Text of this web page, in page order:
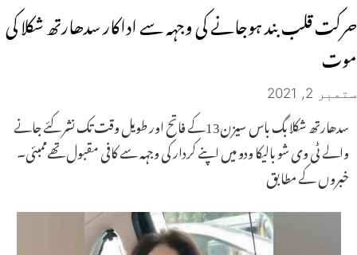
حرکت قلب بند ہوجانے کی وجہہ سے اداکار سدھارتھ شکلا کی
موت
ستمبر 2, 2021
سدھارتھ شکلا بگ باس سیزن13کے فاتح اور طویل وقت تک نشر کئے جانے
والے ٹی وی شو بالیکا ودو میں اپنے کردار کی وجہہ سے کافی مقبول تھےممبئی۔
خبروں کے مطابق